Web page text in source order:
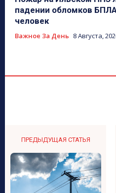
падении обломков
человек
Важное За День 8 Августа,
ПРЕДЫДУЩАЯ СТАТЬЯ